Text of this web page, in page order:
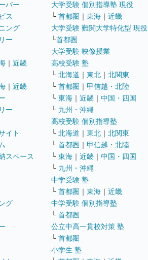
バー
ス
ング
ー
｜ 近畿
｜ 近畿
ー
イト
スペース
グ
大学受験 個別指導塾 現役
└ 首都圏 ｜ 東海 ｜ 近畿
大学受験 難関大学特化型 現役
└首都圏
大学受験 映像授業
高校受験 塾
└ 北海道 ｜ 東北 ｜ 北関東
└ 首都圏 ｜ 甲信越・北陸
└ 東海 ｜ 近畿 ｜ 中国・四国
└ 九州・沖縄
高校受験 個別指導塾
└ 北海道 ｜ 東北 ｜ 北関東
└ 首都圏 ｜ 甲信越・北陸
└ 東海 ｜ 近畿 ｜ 中国・四国
└ 九州・沖縄
中学受験 塾
└ 首都圏 ｜ 東海 ｜ 近畿
中学受験 個別指導塾
└ 首都圏
公立中高一貫校対策 塾
└ 首都圏
小学生 塾